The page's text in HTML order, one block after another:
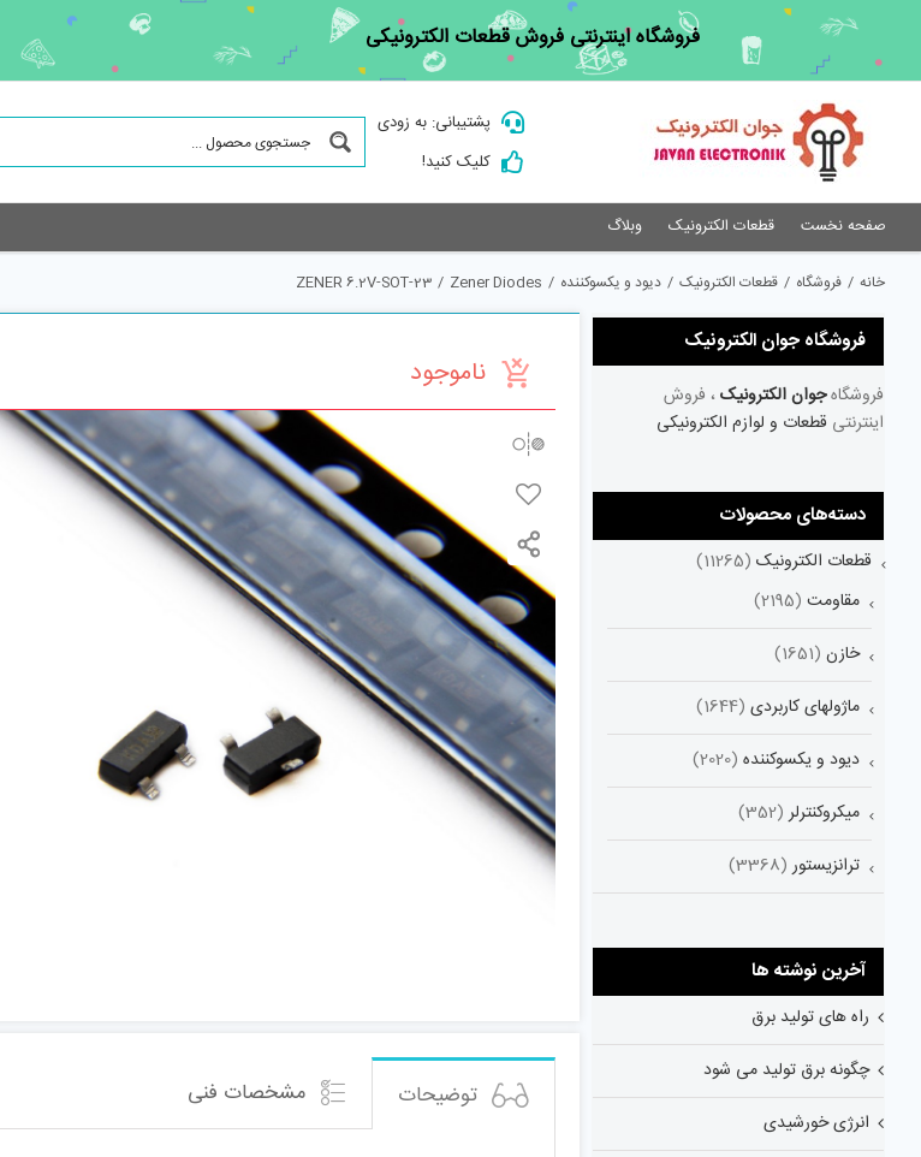
content
فروشگاه اینترنتی فروش قطعات الکترونیکی
پشتیبانی: به زودی
کلیک کنید!
صفحه نخست قطعات الکترونیک وبلاگ
خانه / فروشگاه / قطعات الکترونیک / دیود و یکسوکننده /
Zener Diodes
/
ZENER 6.2V-SOT-23
ناموجود
توضیحات مشخصات فنی
فروشگاه جوان الکترونیک
فروشگاهجوان الکترونیک ، فروش
اینترنتی قطعات و لوازم الکترونیکی
دسته‌های محصولات
قطعات الکترونیک (11265)
مقاومت (2195)
خازن (1651)
ماژولهای کاربردی (1644)
دیود و یکسوکننده (2020)
میکروکنترلر (352)
ترانزیستور (3368)
آخرین نوشته ها
راه های تولید برق
چگونه برق تولید می شود
انرژی خورشیدی